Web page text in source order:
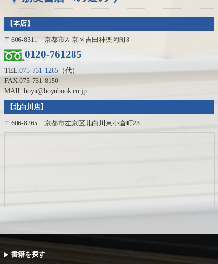
【本店】
〒606-8311 京都市左京区吉田神楽岡町8
0120-761285
TEL.075-761-1285（代）
FAX.075-761-8150
MAIL.hoyu@hoyubook.co.jp
【北白川店】
〒606-8265 京都市左京区北白川東小倉町23
書籍を探す